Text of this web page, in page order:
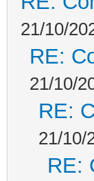
21/10/
RE:
21/10/
RE:
21/10/
RE: